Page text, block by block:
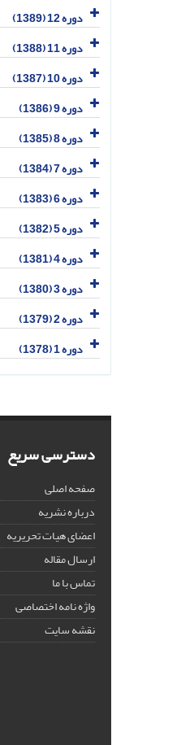
دوره 12 (1389)
دوره 11 (1388)
دوره 10 (1387)
دوره 9 (1386)
دوره 8 (1385)
دوره 7 (1384)
دوره 6 (1383)
دوره 5 (1382)
دوره 4 (1381)
دوره 3 (1380)
دوره 2 (1379)
دوره 1 (1378)
دسترسی سریع
صفحه اصلی
درباره نشریه
اعضای هیات تحریریه
ارسال مقاله
تماس با ما
واژه نامه اختصاصی
نقشه سایت